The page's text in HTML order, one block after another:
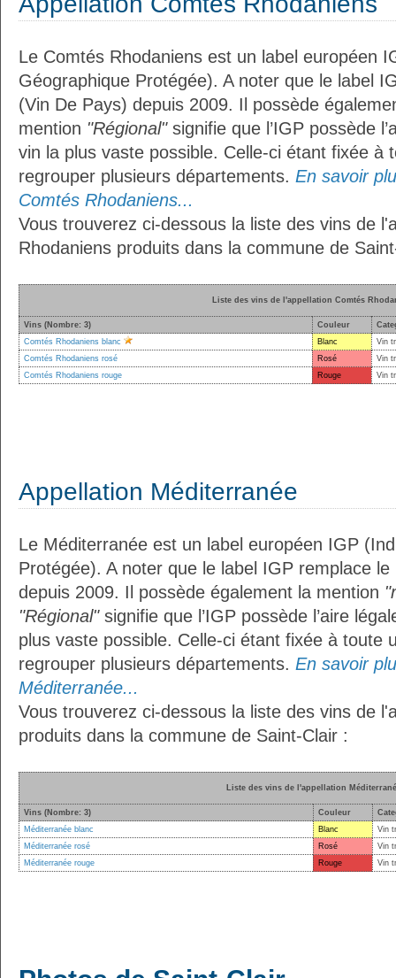
Le Comtés Rhodaniens est un label européen
Géographique Protégée). A noter que le label
(Vin De Pays) depuis 2009. Il possède
mention "Régional"signifie que l’IGP possède
vin la plus vaste possible. Celle-ci étant fixée à
regrouper plusieurs départements. En savoir
Comtés Rhodaniens...
Vous trouverez ci-dessous la liste des vins de
Rhodaniens produits dans la commune de
Liste des vins de l'appellation Comtés
Vins (Nombre: 3) Couleur
Comtés Rhodaniens blanc
Blanc
Vin
Comtés Rhodaniens rosé
Rosé
Vin
Comtés Rhodaniens rouge
Rouge Vin
Appellation Méditerranée
Le Méditerranée est un label européen IGP
Protégée). A noter que le label IGP remplace
depuis 2009. Il possède également la mention
"Régional"signifie que l’IGP possède l’aire
plus vaste possible. Celle-ci étant fixée à toute
regrouper plusieurs départements. En savoir
Méditerranée...
Vous trouverez ci-dessous la liste des vins de
produits dans la commune de Saint-Clair :
Liste des vins de l'appellation
Vins (Nombre: 3) Couleur
Méditerranée blanc
Blanc
Vin
Méditerranée rosé
Rosé
Vin
Méditerranée rouge
Rouge Vin